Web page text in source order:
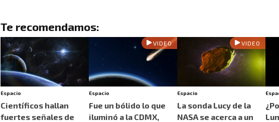
Te recomendamos:
Espacio
Científicos hallan
fuertes señales de
VIDEO
Espacio
Fue un bólido lo que
iluminó a la CDMX,
VIDEO
Espacio
La sonda Lucy de la
NASA se acerca a un